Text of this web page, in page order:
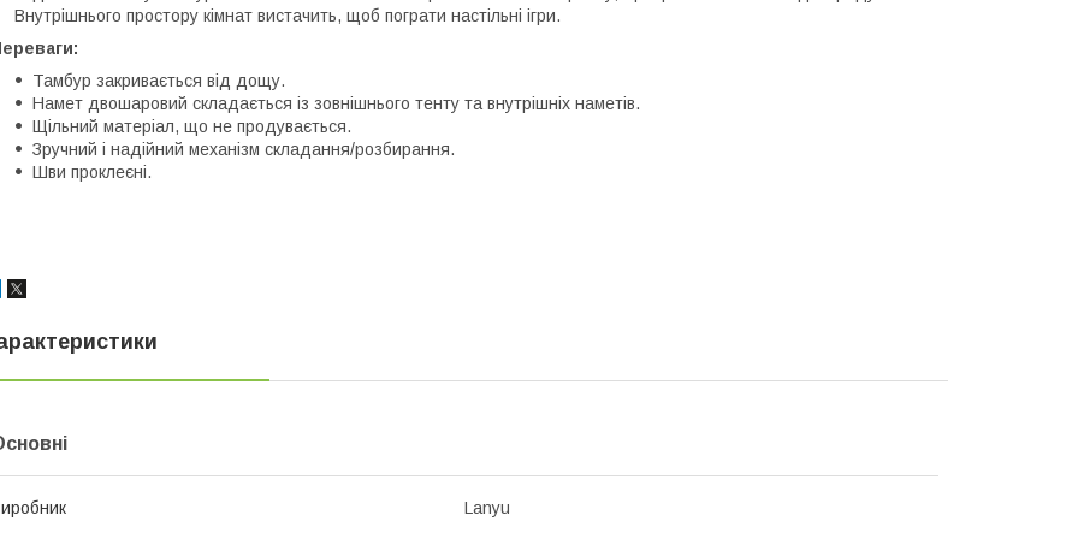
Внутрішнього простору кімнат вистачить, щоб пограти настільні ігри.
Тамбур закривається від дощу.
Намет двошаровий складається із зовнішнього тенту та внутрішніх наметів.
Щільний матеріал, що не продувається.
Зручний і надійний механізм складання/розбирання.
Шви проклеєні.
Lanyu